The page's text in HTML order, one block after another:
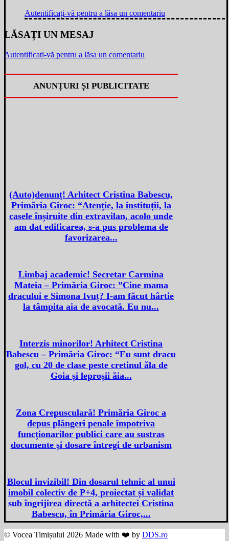
Autentificați-vă pentru a lăsa un comentariu
LĂSAȚI UN MESAJ
Autentificați-vă pentru a lăsa un comentariu
ANUNȚURI ȘI PUBLICITATE
(Auto)denunț! Arhitect Cristina Babescu,
Primăria Giroc: “Atenție, la instituții, la
casele înșiruite din extravilan, acolo unde
am dat edificarea, s-a pus problema de
favorizarea...
Limbaj academic! Secretar Carmina
Mateia – Primăria Giroc: ”Cine mama
dracului e Simona Ivuț? I-am făcut hârtie
la tâmpita aia de avocată. Eu nu...
Interzis minorilor! Arhitect Cristina
Babescu – Primăria Giroc: “Eu sunt dracu
gol, cu 20 de clase peste cretinul ăla de
Goia și leproșii ăia...
Zona Crepusculară! Primăria Giroc a
depus plângeri penale împotriva
funcționarilor publici care au sustras
documente și dosare întregi de urbanism
Blocul invizibil! Din dosarul tehnic al unui
imobil colectiv de P+4, proiectat și validat
sub îngrijirea directă a arhitectei Cristina
Babescu, în Primăria Giroc,...
© Vocea Timișului 2026 Made with ❤️ by DDS.ro